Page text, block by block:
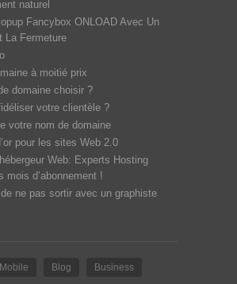
naturel
Fancybox ONLOAD Avec Un
La Fermeture
à moitié prix
domaine choisir ?
votre clientèle ?
votre nom de domaine
pour les sites Web 2.0
Web: Experts Hosting
mois d’abonnement !
ne pas sortir avec un graphiste
Blog Business